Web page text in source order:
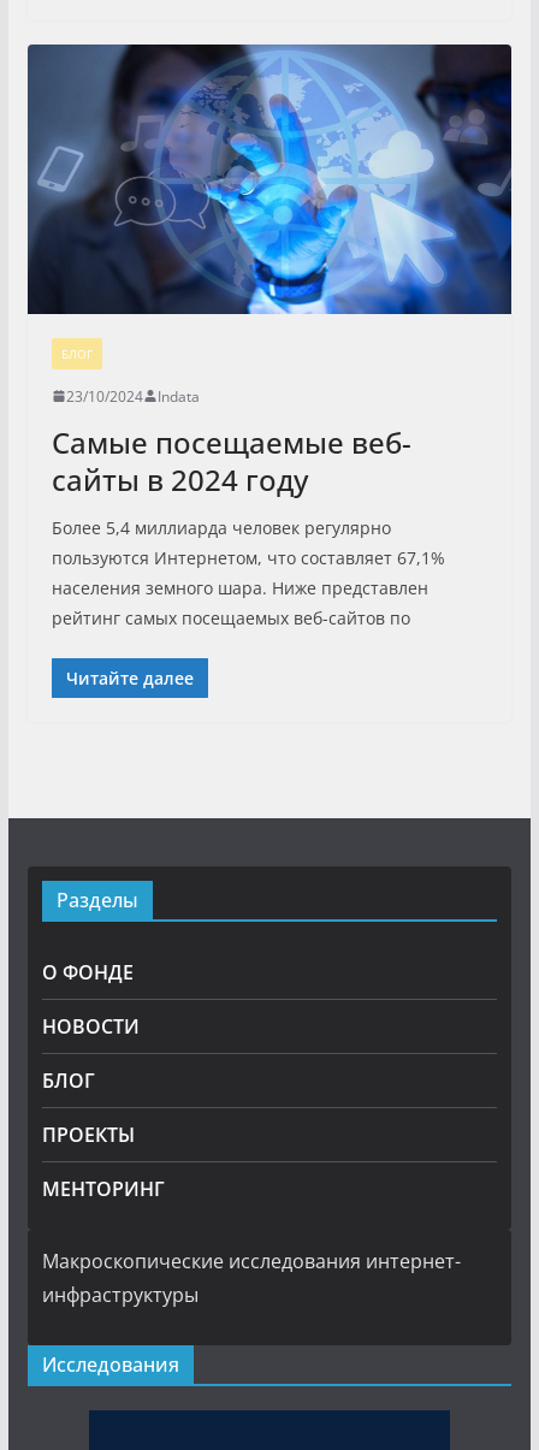
БЛОГ
23/10/2024 Indata
Самые посещаемые веб-
сайты в 2024 году
Более 5,4 миллиарда человек регулярно
пользуются Интернетом, что составляет 67,1%
населения земного шара. Ниже представлен
рейтинг самых посещаемых веб-сайтов по
Читайте далее
Разделы
О ФОНДЕ
НОВОСТИ
БЛОГ
ПРОЕКТЫ
МЕНТОРИНГ
Макроскопические исследования интернет-
инфраструктуры
Исследования